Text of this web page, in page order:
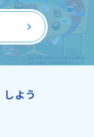
よう